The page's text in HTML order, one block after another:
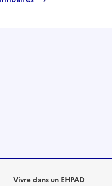
Vivre dans un EHPAD